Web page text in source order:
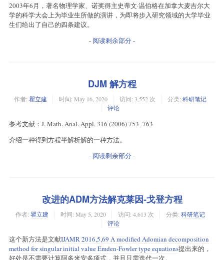
2003年6月，著名物理学家、诺奖得主史蒂文·温伯格在加拿大麦吉尔大
学的科学大会上为毕业生所做的演讲，为即将步入研究领域的大学毕业
生们给出了自己的四条建议。
- 阅读剩余部分 -
DJM 解方程
作者: 瞿立建 时间: May 16, 2020 访问: 3,552 次 分类: 科研笔记
评论
参考文献：J. Math. Anal. Appl. 316 (2006) 753–763
介绍一种得到方程半解析解的一种方法。
- 阅读剩余部分 -
改进的ADM方法解克莱因-戈登方程
作者: 瞿立建 时间: May 5, 2020 访问: 4,613 次 分类: 科研笔记
评论
这个新方法是文献IJAMR 2016,5,69 A modified Adomian decomposition
method for singular initial value Emden-Fowler type equations提出来的，
好处是不需要计算阿多米安多项式，并且只需迭代一次。